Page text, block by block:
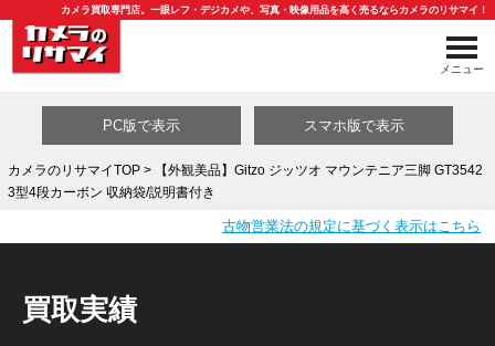
カメラ買取専門店。一眼レフ・デジカメや、写真・映像用品を高く売るならカメラのリサマイ！
メニュー
PC版で表示 スマホ版で表示
カメラのリサマイTOP> 【外観美品】Gitzo ジッツオ マウンテニア三脚 GT3542
3型4段カーボン 収納袋/説明書付き
古物営業法の規定に基づく表示はこちら
買取実績